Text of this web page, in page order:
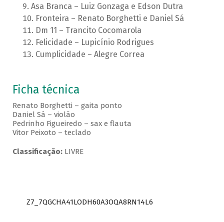
Asa Branca – Luiz Gonzaga e Edson Dutra
Fronteira – Renato Borghetti e Daniel Sá
Dm 11 – Trancito Cocomarola
Felicidade – Lupicínio Rodrigues
Cumplicidade – Alegre Correa
Ficha técnica
Renato Borghetti – gaita ponto
Daniel Sá – violão
Pedrinho Figueiredo – sax e flauta
Vitor Peixoto – teclado
Classificação:LIVRE
Z7_7QGCHA41LODH60A3OQA8RN14L6